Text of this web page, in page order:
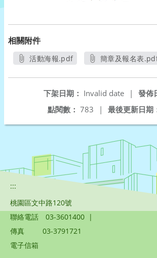
相關附件
活動海報.pdf
簡章及報名表
發佈
下架日期： Invalid date
|
最後更新日期
點閱數： 783 |
:::
桃園區文中路120號
聯絡電話
03-3601400 |
傳真
03-3791721
電子信箱